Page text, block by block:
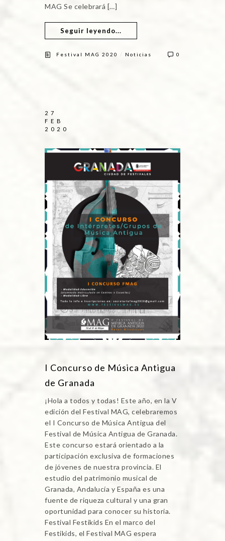
MAG Se celebrará […]
Seguir leyendo...
Festival MAG 2020 Noticias 0
27
FEB
2020
I Concurso de Música Antigua
de Granada
¡Hola a todos y todas! Este año, en la V
edición del Festival MAG, celebraremos
el I Concurso de Música Antigua del
Festival de Música Antigua de Granada.
Este concurso estará orientado a la
participación exclusiva de formaciones
de jóvenes de nuestra provincia. El
estudio del patrimonio musical de
Granada, Andalucía y España es una
fuente de riqueza cultural y una gran
oportunidad para conocer su historia.
Festival Festikids En el marco del
Festikids, el Festival MAG espera